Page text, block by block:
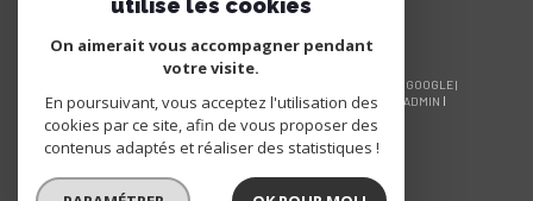
© 2026 | TOUS DROITS RÉSERVÉS | TRADUCTION POWERED BY GOOGLE |
NOS HONORAIRES
PLAN DU SITE MENTIONS LÉGALES
ADMIN
NOS LIENS
POLITIQUE RGPD COOKIES
utilise les cookies
On aimerait vous accompagner pendant
votre visite.
En poursuivant, vous acceptez l'utilisation des
cookies par ce site, afin de vous proposer des
contenus adaptés et réaliser des statistiques !